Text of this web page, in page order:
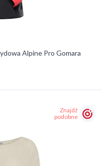
Alpine Pro Gomara
Znajdź
podobne